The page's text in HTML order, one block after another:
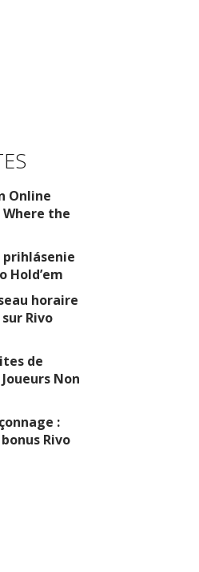
Online
the
prihlásenie
Hold’em
horaire
Rivo
de
Non
:
Rivo